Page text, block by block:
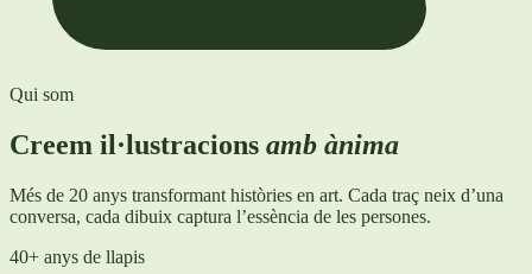
Qui som
Creem il·lustracions amb ànima
Més de 20 anys transformant històries en art. Cada traç neix d’una
conversa, cada dibuix captura l’essència de les persones.
40+ anys de llapis